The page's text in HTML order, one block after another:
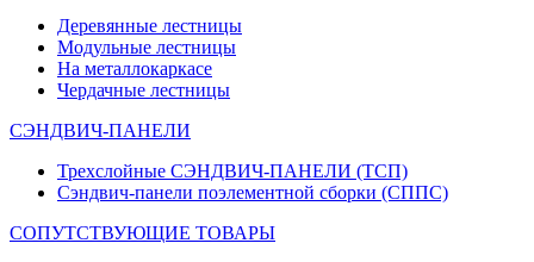
Деревянные лестницы
Модульные лестницы
На металлокаркасе
Чердачные лестницы
СЭНДВИЧ-ПАНЕЛИ
Трехслойные СЭНДВИЧ-ПАНЕЛИ (ТСП)
Сэндвич-панели поэлементной сборки (СППС)
СОПУТСТВУЮЩИЕ ТОВАРЫ